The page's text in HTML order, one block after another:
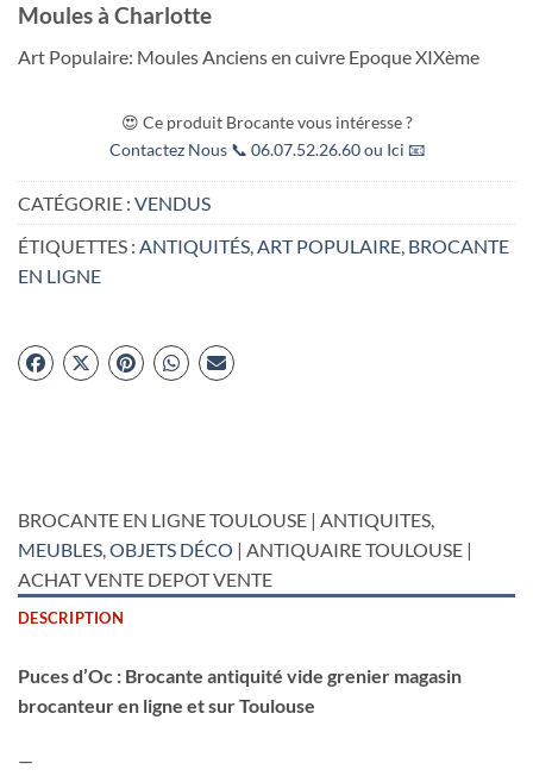
Moules à Charlotte
Art Populaire: Moules Anciens en cuivre Epoque XIXème
😍 Ce produit Brocante vous intéresse ?
Contactez Nous 📞 06.07.52.26.60 ou Ici 📧
CATÉGORIE : VENDUS
ÉTIQUETTES : ANTIQUITÉS ART POPULAIRE BROCANTE
EN LIGNE
BROCANTE EN LIGNE TOULOUSE | ANTIQUITES,
MEUBLES,OBJETS DÉCO | ANTIQUAIRE TOULOUSE |
ACHAT VENTE DEPOT VENTE
DESCRIPTION
Puces d’Oc : Brocante antiquité vide grenier magasin
brocanteur en ligne et sur Toulouse
—